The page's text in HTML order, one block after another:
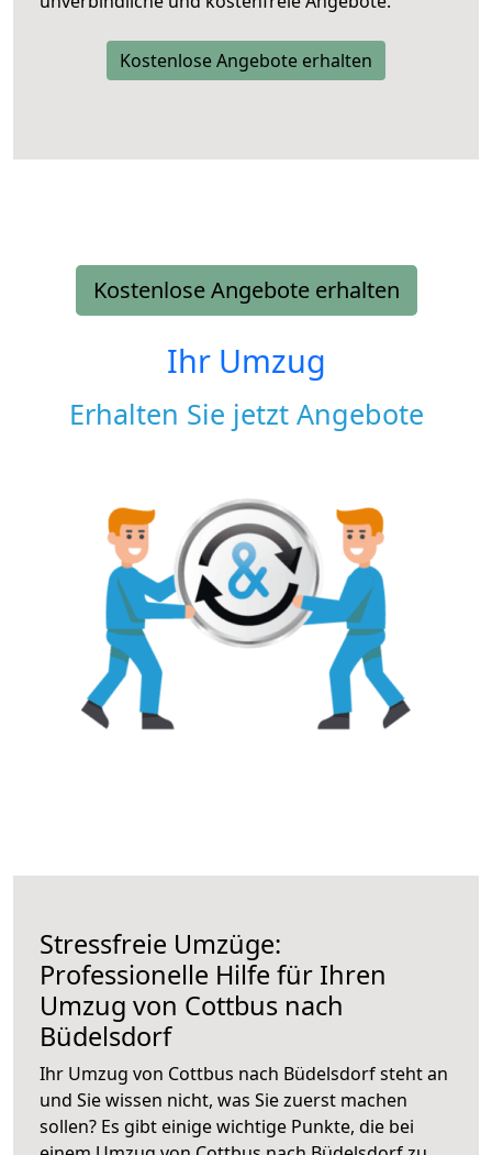
Kostenlose Angebote erhalten
Kostenlose Angebote erhalten
Ihr Umzug
Erhalten Sie jetzt Angebote
Stressfreie Umzüge:
Professionelle Hilfe für Ihren
Umzug von Cottbus nach
Büdelsdorf
Ihr Umzug von Cottbus nach Büdelsdorf steht an
und Sie wissen nicht, was Sie zuerst machen
sollen? Es gibt einige wichtige Punkte, die bei